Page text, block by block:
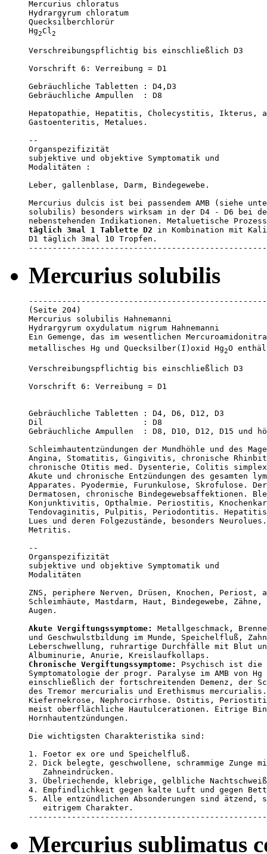
Mercurius chloratus
Hydrargyrum chloratum
Quecksilberchlorür
Hg2Cl 2
Verschreibungspflichtig bis einschließlich D3
Vorschrift 6: Verreibung = D1
Gebräuchliche Tabletten : D4,D3
Gebräuchliche Ampullen  : D8
Hepatopathie, Hepatitis, Cholecystitis, Ikterus,
Gastoenteritis, Metalues.
--
Organspezifizität
subjektive und objektive Symptomatik und
Modalitäten :
Leber, gallenblase, Darm, Bindegewebe.
Mercurius dulcis ist bei passendem AMB (siehe
solubilis) besonders wirksam in der D4 - D6 bei
täglich 3mal 1 Tablette D2 in Kombination mit
D1 täglich 3mal 10 Tropfen.
Mercurius solubilis
(Seite 204)
Mercurius solubilis Hahnemanni
Hydrargyrum oxydulatum nigrum Hahnemanni
Ein Gemenge, das im wesentlichen
metallisches Hg und Quecksilber(I)oxid Hg2O
Verschreibungspflichtig bis einschließlich D3
Vorschrift 6: Verreibung = D1
Gebräuchliche Tabletten : D4, D6, D12, D3
Dil                     : D8
Gebräuchliche Ampullen  : D8, D10, D12, D15 und
Schleimhautentzündungen der Mundhöhle und des
Angina, Stomatitis, Gingivitis, chronische
chronische Otitis med. Dysenterie, Colitis
Akute und chronische Entzündungen des gesamten
Apparates. Pyodermie, Furunkulose, Skrofulose.
Dermatosen, chronische Bindegewebsaffektionen.
Konjunktivitis, Opthalmie. Periostitis,
Tendovaginitis, Pulpitis, Periodontitis.
Lues und deren Folgezustände, besonders
Metritis.
--
Organspezifizität
subjektive und objektive Symptomatik und
Modalitäten
ZNS, periphere Nerven, Drüsen, Knochen,
Schleimhäute, Mastdarm, Haut, Bindegewebe,
Augen.
Akute Vergiftungssymptome:
Metallgeschmack,
und Geschwulstbildung im Munde, Speichelfluß,
Leberschwellung, ruhrartige Durchfälle mit Blut
Chronische Vergiftungssymptome:
Psychisch ist die
Symptomatologie der progr. Paralyse im AMB von
einschließlich der fortschreitenden Demenz, der
des Tremor mercurialis und Erethismus
Kiefernekrose, Nephrocirrhose. Ostitis,
meist oberflächliche Hautulcerationen. Eitrige
Hornhautentzündungen.
Die wichtigsten Charakteristika sind:
1. Foetor ex ore und Speichelfluß.
2. Dick belegte, geschwollene, schrammige Zunge
   Zahneindrücken.
3. Übelriechende, klebrige, gelbliche
4. Empfindlichkeit gegen kalte Luft und gegen
5. Alle entzündlichen Absonderungen sind ätzend,
   eitrigem Charakter.
Mercurius sublimatus